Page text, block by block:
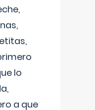
lo
a que